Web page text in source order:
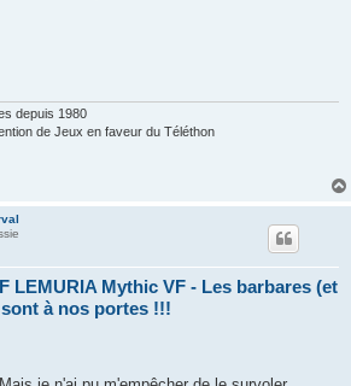
depuis 1980
de Jeux en faveur du Téléthon
LEMURIA Mythic VF - Les barbares (et
à nos portes !!!